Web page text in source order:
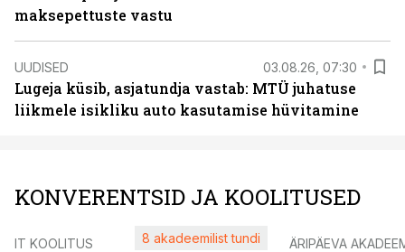
maksepettuste vastu
UUDISED 03.08.26, 07:30
Lugeja küsib, asjatundja vastab: MTÜ juhatuse
liikmele isikliku auto kasutamise hüvitamine
KONVERENTSID JA KOOLITUSED
IT KOOLITUS 8 akadeemilist tundi ÄRIPÄEVA